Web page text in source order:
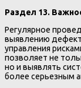
Раздел 13.
Регулярное
выявлению
управления
позволяет не
но и выявлять
более серьезным